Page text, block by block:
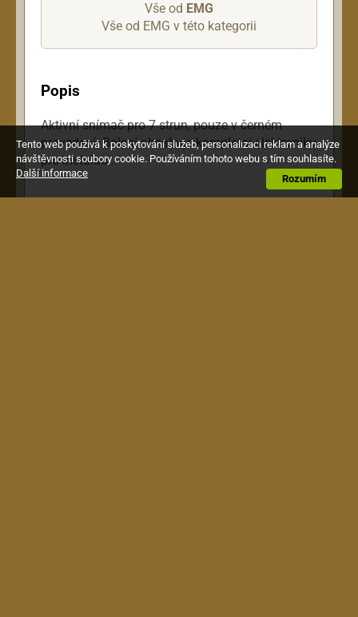
Vše od EMG
Vše od EMG v této kategorii
Popis
Aktivní snímač pro 7 strun, pouze v černém
provedení. Balení obsahuje kompletní elektroniku
pro instalaci.
Tento web používá k poskytování služeb, personalizaci reklam a analýze
návštěvnosti soubory cookie. Používáním tohoto webu s tím souhlasíte.
Rozumím
Další informace